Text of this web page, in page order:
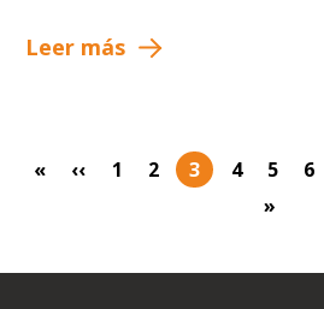
Leer más
Primera página
« Página anterior
‹‹ Page
1 Page
2 Página actual
3 Page
4 Page
5 6
»